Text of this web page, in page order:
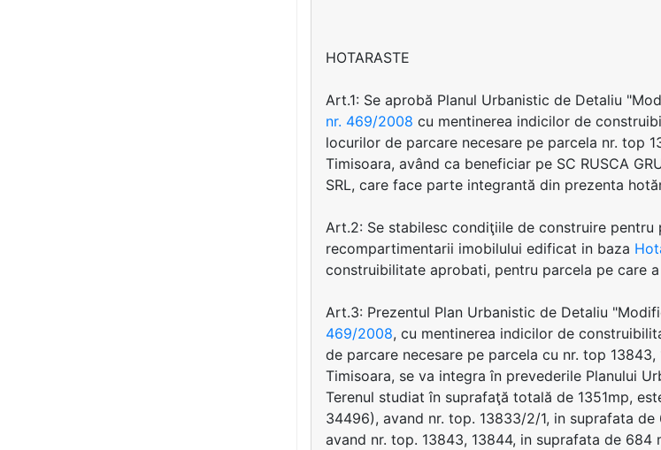
HOTARASTE
Art.1: Se aprobă Planul Urbanistic de Detaliu
nr. 469/2008 cu mentinerea indicilor de
locurilor de parcare necesare pe parcela nr. top
Timisoara, având ca beneficiar pe SC RUSCA
SRL, care face parte integrantă din prezenta
Art.2: Se stabilesc condiţiile de construire
recompartimentarii imobilului edificat in baza
construibilitate aprobati, pentru parcela pe care
Art.3: Prezentul Plan Urbanistic de Detaliu
469/2008, cu mentinerea indicilor de
de parcare necesare pe parcela cu nr. top
Timisoara, se va integra în prevederile Planului
Terenul studiat în suprafaţă totală de 1351mp,
34496), avand nr. top. 13833/2/1, in suprafata
avand nr. top. 13843, 13844, in suprafata de 684